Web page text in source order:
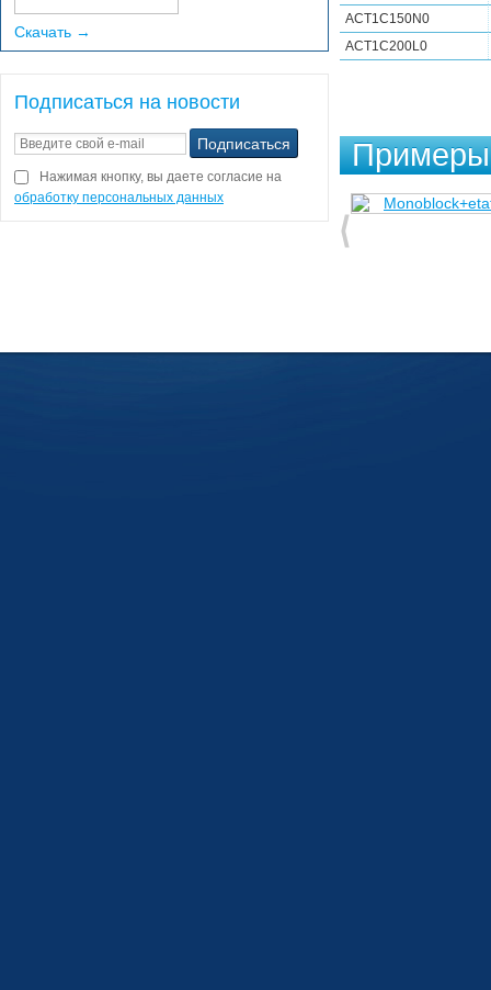
ACT1C150N0
ACT1C200L0
Примеры
Скачать →
Подписаться на новости
Нажимая кнопку, вы даете согласие на
обработку персональных данных